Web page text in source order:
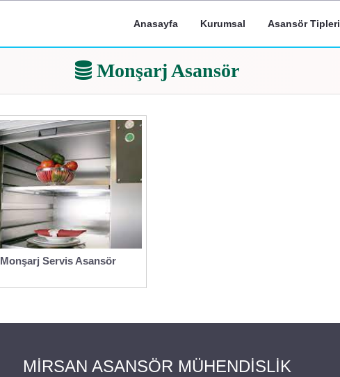
Anasayfa Kurumsal Asansör Tipleri
Monşarj Asansör
Monşarj Servis Asansör
MİRSAN ASANSÖR MÜHENDİSLİK